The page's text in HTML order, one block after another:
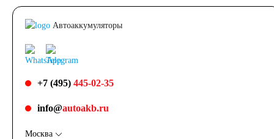
кассовых аппаратов
Электро и гольф
Автоаккумуляторы
+7 (495) 445-02-35
info@autoakb.ru
Москва